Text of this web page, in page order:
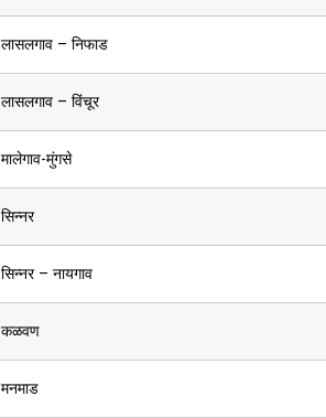
लासलगाव – निफाड
लासलगाव – विंचूर
मालेगाव-मुंगसे
सिन्नर
सिन्नर – नायगाव
कळवण
मनमाड